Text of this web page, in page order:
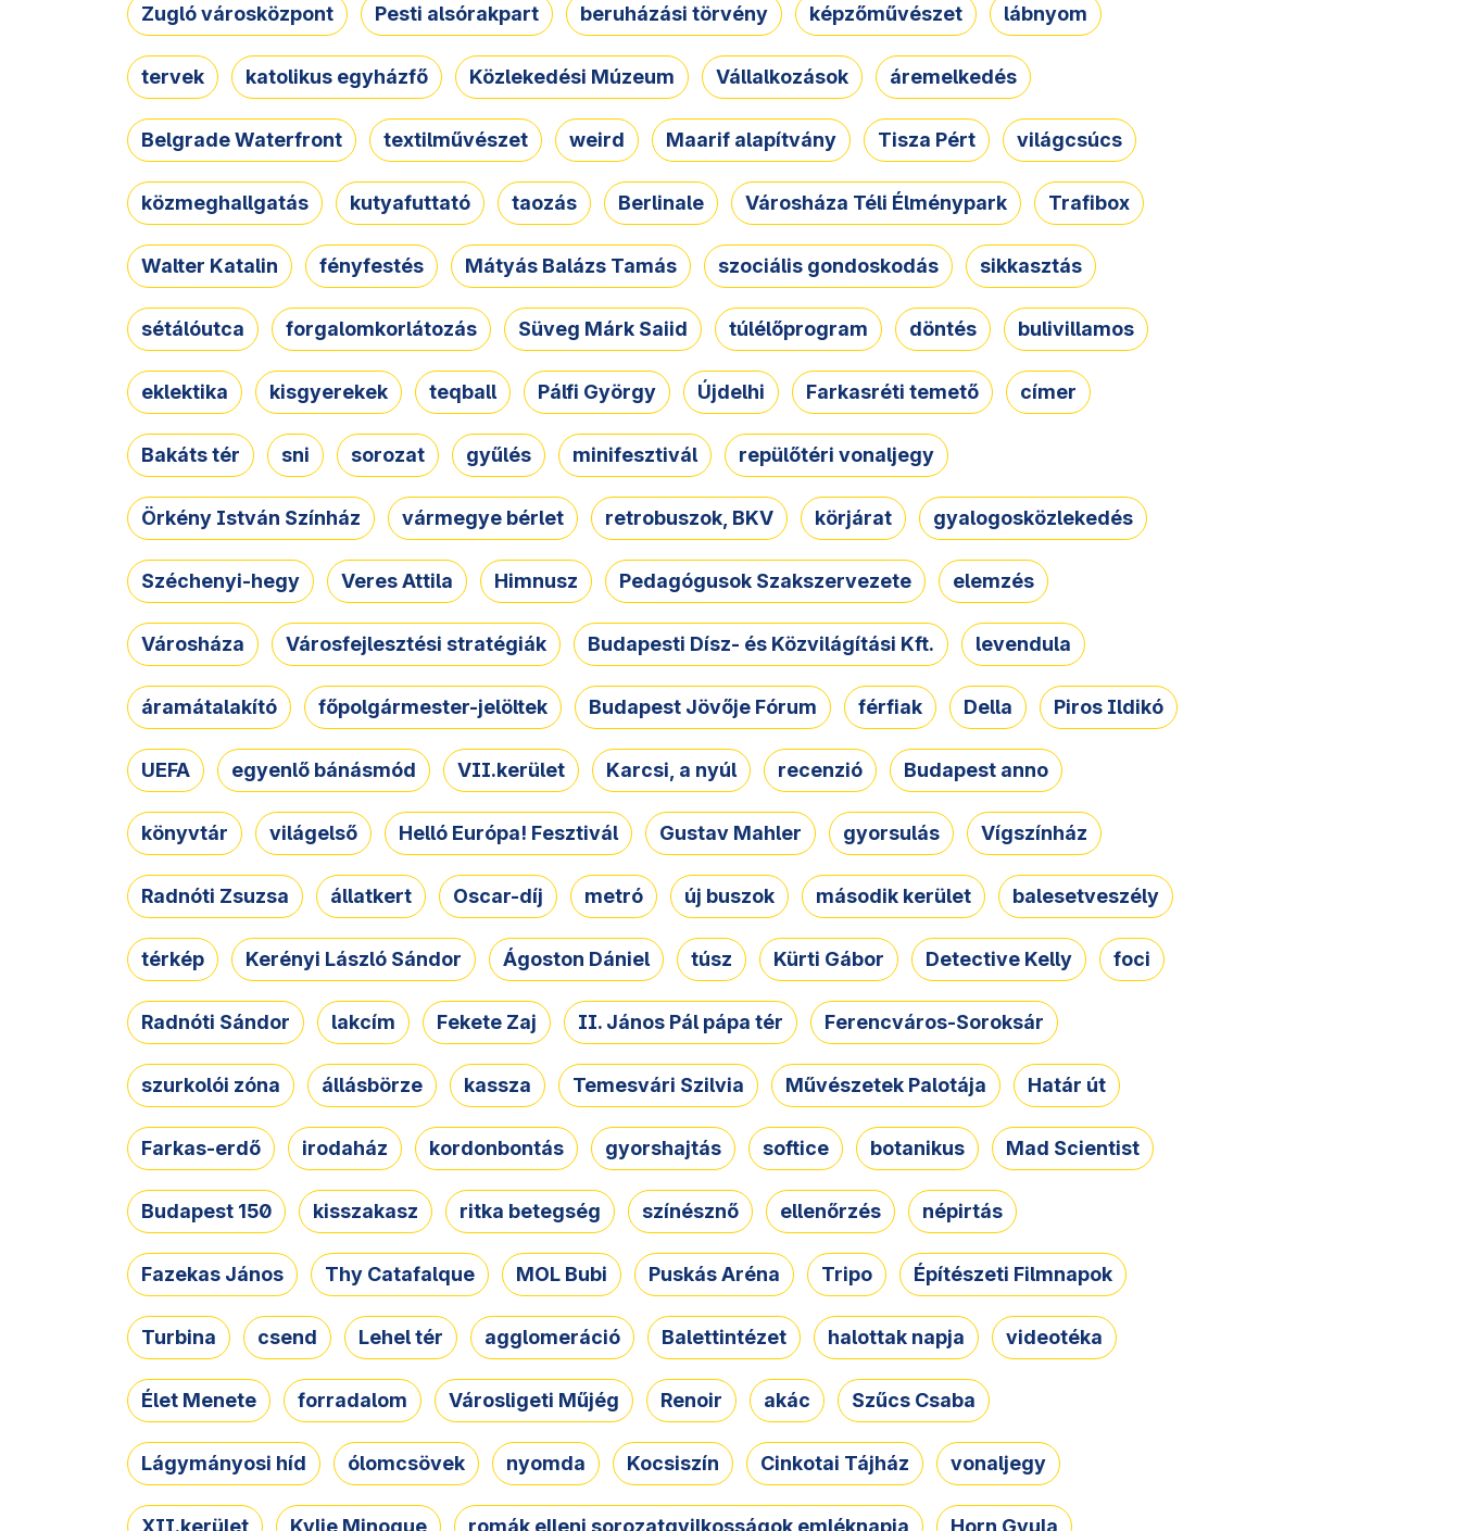
Zugló városközpont Pesti alsórakpart beruházási törvény képzőművészet lábnyom
tervek katolikus egyházfő Közlekedési Múzeum Vállalkozások áremelkedés
Belgrade Waterfront textilművészet weird Maarif alapítvány Tisza Pért világcsúcs
közmeghallgatás kutyafuttató taozás Berlinale Városháza Téli Élménypark Trafibox
Walter Katalin fényfestés Mátyás Balázs Tamás szociális gondoskodás sikkasztás
sétálóutca forgalomkorlátozás Süveg Márk Saiid túlélőprogram döntés bulivillamos
eklektika kisgyerekek teqball Pálfi György Újdelhi Farkasréti temető címer
Bakáts tér sni sorozat gyűlés minifesztivál repülőtéri vonaljegy
Örkény István Színház vármegye bérlet retrobuszok, BKV körjárat gyalogosközlekedés
Széchenyi-hegy Veres Attila Himnusz Pedagógusok Szakszervezete elemzés
Városháza Városfejlesztési stratégiák Budapesti Dísz- és Közvilágítási Kft. levendula
áramátalakító főpolgármester-jelöltek Budapest Jövője Fórum férfiak Della Piros Ildikó
UEFA egyenlő bánásmód VII.kerület Karcsi, a nyúl recenzió Budapest anno
könyvtár világelső Helló Európa! Fesztivál Gustav Mahler gyorsulás Vígszínház
Radnóti Zsuzsa állatkert Oscar-díj metró új buszok második kerület balesetveszély
térkép Kerényi László Sándor Ágoston Dániel túsz Kürti Gábor Detective Kelly foci
Radnóti Sándor lakcím Fekete Zaj II. János Pál pápa tér Ferencváros-Soroksár
szurkolói zóna állásbörze kassza Temesvári Szilvia Művészetek Palotája Határ út
Farkas-erdő irodaház kordonbontás gyorshajtás softice botanikus Mad Scientist
Budapest 150 kisszakasz ritka betegség színésznő ellenőrzés népirtás
Fazekas János Thy Catafalque MOL Bubi Puskás Aréna Tripo Építészeti Filmnapok
Turbina csend Lehel tér agglomeráció Balettintézet halottak napja videotéka
Élet Menete forradalom Városligeti Műjég Renoir akác Szűcs Csaba
Lágymányosi híd ólomcsövek nyomda Kocsiszín Cinkotai Tájház vonaljegy
XII.kerület Kylie Minogue romák elleni sorozatgyilkosságok emléknapja Horn Gyula